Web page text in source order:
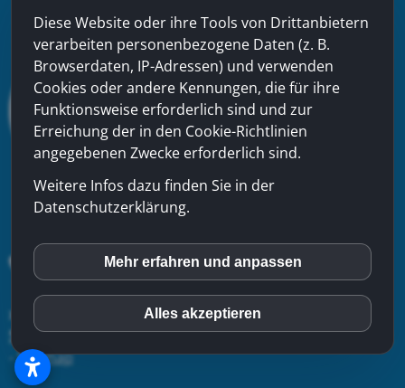
xinfra gmbh - Badstrasse 50 - CH-5200 Brugg - Tel:
544 22 22-Kontakt-Impressum-Datenschutzerklärung
-Sitemap
Diese Website oder ihre Tools von Drittanbietern
verarbeiten personenbezogene Daten (z. B.
Browserdaten, IP-Adressen) und verwenden
Cookies oder andere Kennungen, die für ihre
Funktionsweise erforderlich sind und zur
Erreichung der in den Cookie-Richtlinien
angegebenen Zwecke erforderlich sind.
Weitere Infos dazu finden Sie in der
Datenschutzerklärung.
inCMS
Matomo (Piwik)
Mehr erfahren und anpassen
Alles akzeptieren